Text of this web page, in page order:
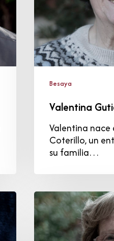
Besaya
Valentina
Valentina nace
Coterillo, un
su familia…
Ana
Carmen
Crespo
Viadero